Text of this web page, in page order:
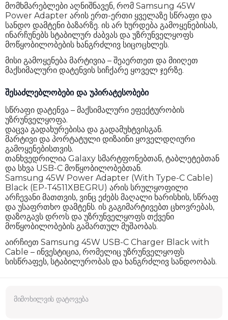
მომხმარებლები აღნიშნავენ, რომ Samsung 45W
Power Adapter არის ერთ-ერთი ყველაზე სწრაფი და
სანდო დამტენი ბაზარზე. ის არ ხურდება გამოყენებისას,
ინარჩუნებს სტაბილურ ძაბვას და უზრუნველყოფს
მოწყობილობების ხანგრძლივ სიცოცხლეს.
მისი გამოყენება მარტივია – შეაერთეთ და მიიღეთ
მაქსიმალური დატენვის სიჩქარე ყოველ ჯერზე.
შესაძლებლობები და უპირატესობები
სწრაფი დატენვა – მაქსიმალური ეფექტურობის
უზრუნველყოფა.
დაცვა გადახურებისა და გადამუხტვისგან.
მარტივი და პორტატული დიზაინი ყოველდღიური
გამოყენებისთვის.
თანხვედრილია Galaxy სმარტფონებთან, ტაბლეტებთან
და სხვა USB-C მოწყობილობებთან.
Samsung 45W Power Adapter (With Type-C Cable)
Black (EP-T4511XBEGRU) არის სრულყოფილი
არჩევანი მათთვის, ვინც ეძებს მაღალი ხარისხის, სწრაფ
და უსაფრთხო დამტენს. ის გაგიმარტივებთ ცხოვრებას,
დაზოგავს დროს და უზრუნველყოფს თქვენი
მოწყობილობების გამართულ მუშაობას.
აირჩიეთ Samsung 45W USB-C Charger Black with
Cable – ინვესტიცია, რომელიც უზრუნველყოფს
სისწრაფეს, სტაბილურობას და ხანგრძლივ სანდოობას.